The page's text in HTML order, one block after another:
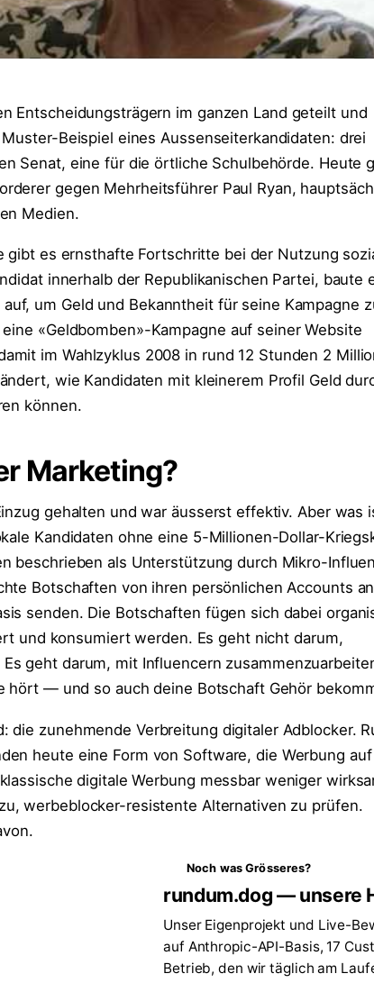
Entscheidungsträgern im ganzen Land geteilt und
Beispiel eines Aussenseiterkandidaten: drei
Senat, eine für die örtliche Schulbehörde. Heute
gegen Mehrheitsführer Paul Ryan,
Medien.
gibt es ernsthafte Fortschritte bei der Nutzung
innerhalb der Republikanischen Partei, baute
um Geld und Bekanntheit für seine Kampagne
«Geldbomben»-Kampagne auf seiner Website
im Wahlzyklus 2008 in rund 12 Stunden 2
wie Kandidaten mit kleinerem Profil Geld
können.
Marketing?
gehalten und war äusserst effektiv. Aber was
Kandidaten ohne eine 5-Millionen-Dollar-
beschrieben als Unterstützung durch Mikro-
Botschaften von ihren persönlichen Accounts
senden. Die Botschaften fügen sich dabei
und konsumiert werden. Es geht nicht darum,
geht darum, mit Influencern
hört — und so auch deine Botschaft Gehör
die zunehmende Verbreitung digitaler Adblocker.
heute eine Form von Software, die Werbung auf
digitale Werbung messbar weniger
werbeblocker-resistente Alternativen zu prüfen.
Noch was Grösseres?
rundum.dog — unsere
Unser Eigenprojekt und Live-
auf Anthropic-API-Basis, 17
Betrieb, den wir täglich am